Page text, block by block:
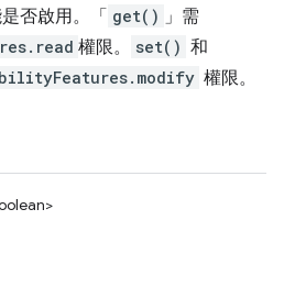
否啟用。「 get() 」需
權限。 set() 和
權限。